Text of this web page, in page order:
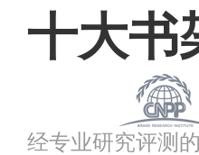
十大书
经专业研究评测